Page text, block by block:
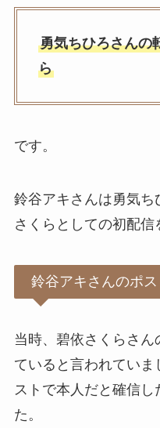
勇気ちひろさんの
ら
です。
鈴谷アキさんは勇気
さくらとしての初配信
鈴谷アキさんのポス
当時、碧依さくらさ
ていると言われてい
ストで本人だと確信
た。